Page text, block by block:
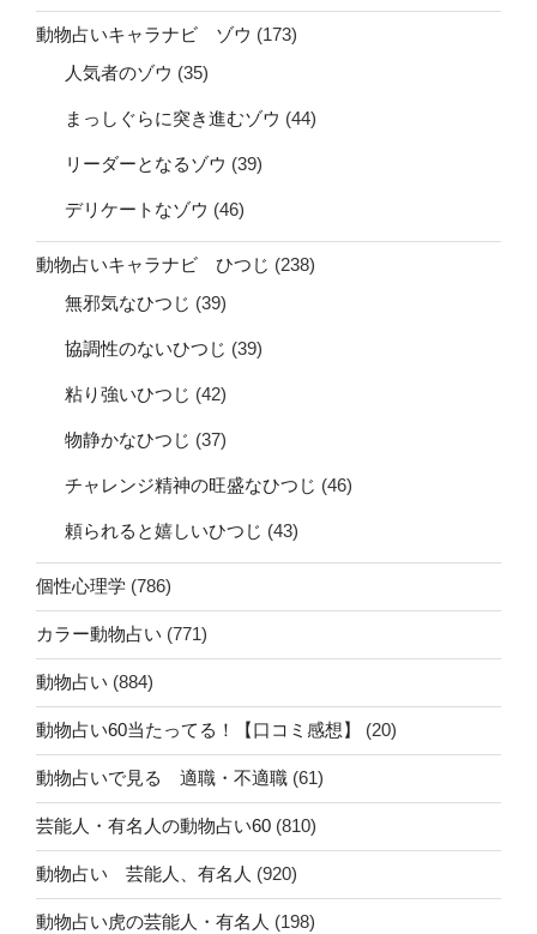
動物占いキャラナビ ゾウ (173)
人気者のゾウ (35)
まっしぐらに突き進むゾウ (44)
リーダーとなるゾウ (39)
デリケートなゾウ (46)
動物占いキャラナビ ひつじ (238)
無邪気なひつじ (39)
協調性のないひつじ (39)
粘り強いひつじ (42)
物静かなひつじ (37)
チャレンジ精神の旺盛なひつじ (46)
頼られると嬉しいひつじ (43)
個性心理学 (786)
カラー動物占い (771)
動物占い (884)
動物占い60当たってる！【口コミ感想】 (20)
動物占いで見る 適職・不適職 (61)
芸能人・有名人の動物占い60 (810)
動物占い 芸能人、有名人 (920)
動物占い虎の芸能人・有名人 (198)